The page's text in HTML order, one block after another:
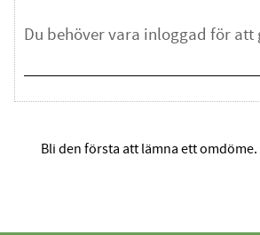
Bli den första att lämna ett omdöme.